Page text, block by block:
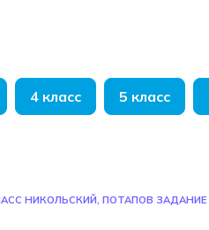
4 класс 5 класс
НИКОЛЬСКИЙ, ПОТАПОВ